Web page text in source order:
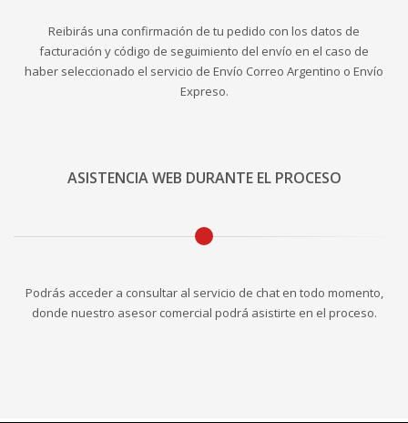
Reibirás una confirmación de tu pedido con los datos de
facturación y código de seguimiento del envío en el caso de
haber seleccionado el servicio de Envío Correo Argentino o Envío
Expreso.
ASISTENCIA WEB DURANTE EL PROCESO
Podrás acceder a consultar al servicio de chat en todo momento,
donde nuestro asesor comercial podrá asistirte en el proceso.